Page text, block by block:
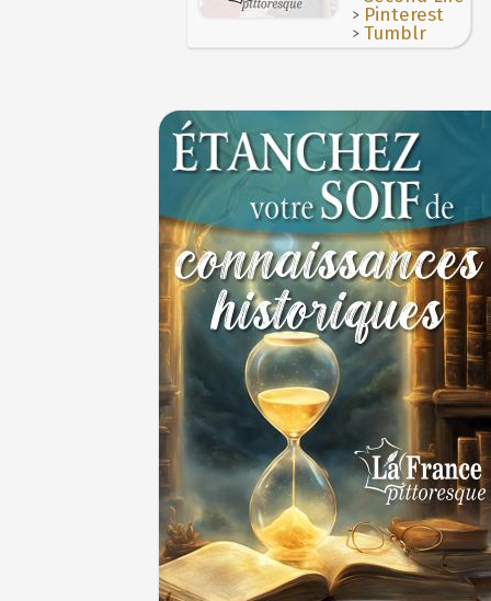
> Pinterest
>Tumblr